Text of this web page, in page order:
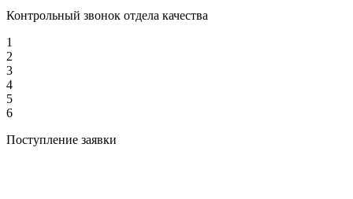
Контрольный звонок отдела качества
1
2
3
4
5
6
Поступление заявки